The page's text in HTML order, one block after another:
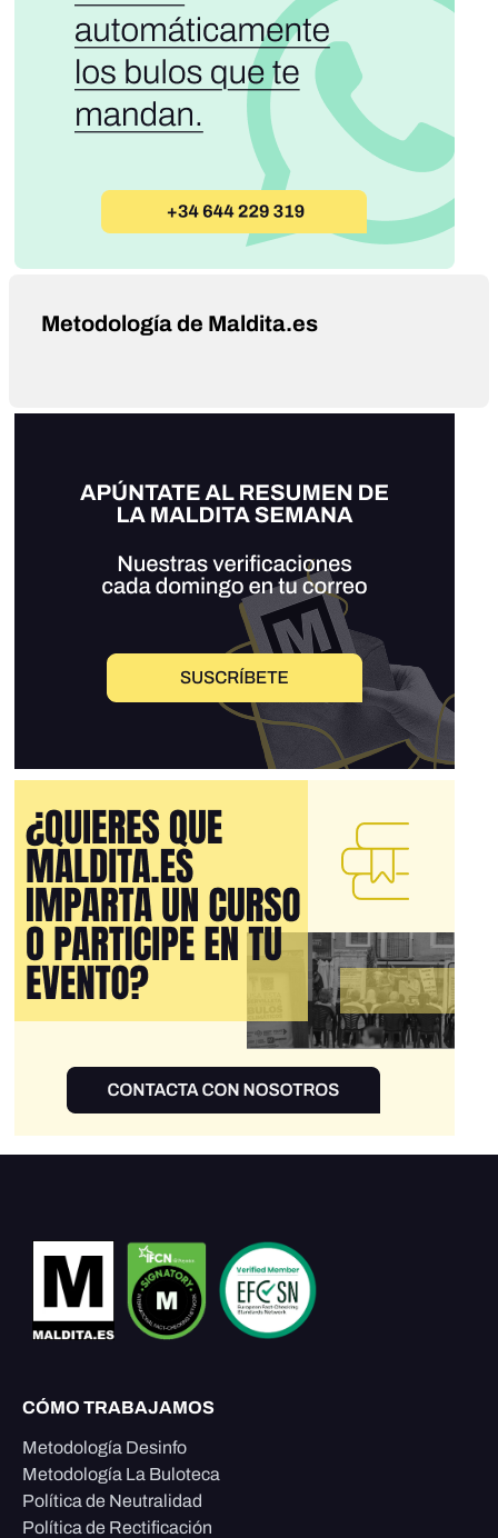
Metodología de Maldita.es
CÓMO TRABAJAMOS
Metodología Desinfo
Metodología La Buloteca
Política de Neutralidad
Política de Rectificación